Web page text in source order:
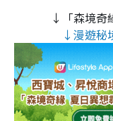
↓「森境奇
↓漫遊秘